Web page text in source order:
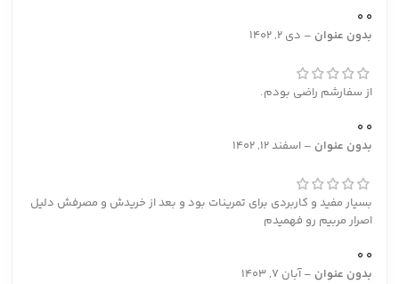
0
0
بدون عنوان – دی 2, 1402
از سفارشم راضی بودم.
0
0
بدون عنوان – اسفند 12, 1402
بسیار مفید و کاربردی برای تمرینات بود و بعد از خریدش و مصرفش دلیل
اصرار مربیم رو فهمیدم
0
0
بدون عنوان –آبان 7, 1403